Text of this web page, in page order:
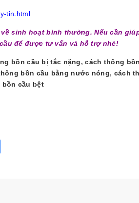
tin.html
sinh hoạt bình thường. Nếu cần
để được tư vấn và hỗ trợ nhé!
bồn cầu bị tắc nặng, cách thông
bồn cầu bằng nước nóng, cách
cầu bệt